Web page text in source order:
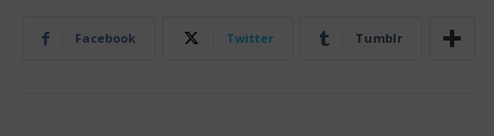
Facebook Twitter Tumblr